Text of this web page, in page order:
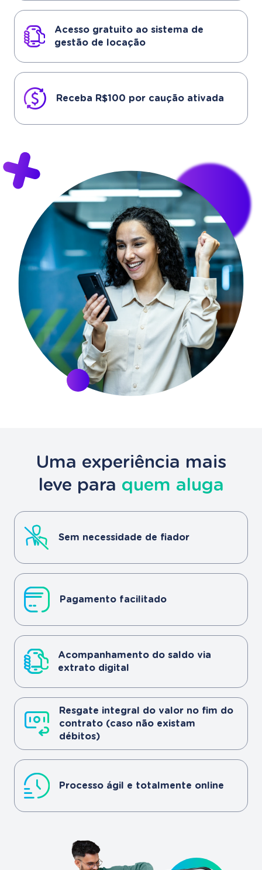
Acesso gratuito ao sistema de
gestão de locação
Receba R$100 por caução ativada
Uma experiência mais
leve para quem aluga
Sem necessidade de fiador
Pagamento facilitado
Acompanhamento do saldo via
extrato digital
Resgate integral do valor no fim do
contrato (caso não existam
débitos)
Processo ágil e totalmente online